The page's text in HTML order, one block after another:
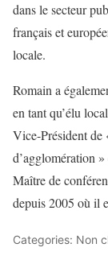
dans le secteur
français et
locale.
Romain a
en tant qu’élu
Vice-Président de
d’agglomération
Maître de
depuis 2005 où il
Categories: Non